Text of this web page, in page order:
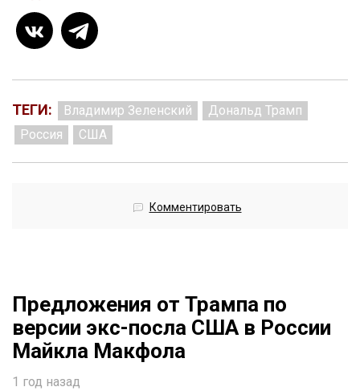
ТЕГИ: Владимир Зеленский
Дональд Трамп
Россия
США
Комментировать
Предложения от Трампа по
версии экс-посла США в России
Майкла Макфола
1 год назад